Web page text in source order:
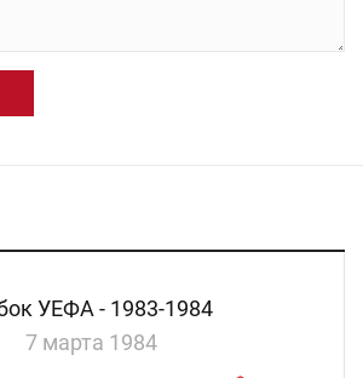
УЕФА - 1983-1984
7 марта 1984